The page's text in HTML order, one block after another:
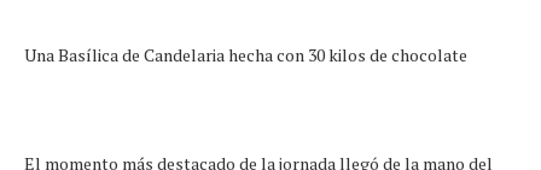
Una Basílica de Candelaria hecha con 30 kilos de chocolate
El momento más destacado de la jornada llegó de la mano del